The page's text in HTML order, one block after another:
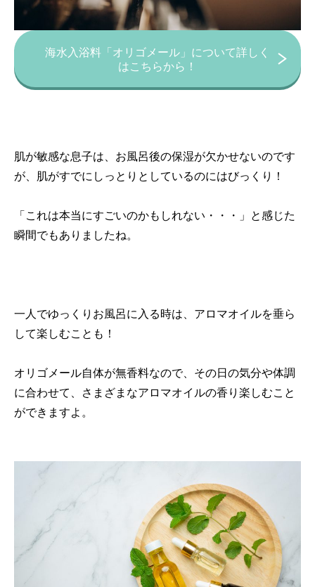
海水入浴料「オリゴメール」について詳しく
はこちらから！
肌が敏感な息子は、お風呂後の保湿が欠かせないのです
が、肌がすでにしっとりとしているのにはびっくり！
「これは本当にすごいのかもしれない・・・」と感じた
瞬間でもありましたね。
一人でゆっくりお風呂に入る時は、アロマオイルを垂ら
して楽しむことも！
オリゴメール自体が無香料なので、その日の気分や体調
に合わせて、さまざまなアロマオイルの香り楽しむこと
ができますよ。